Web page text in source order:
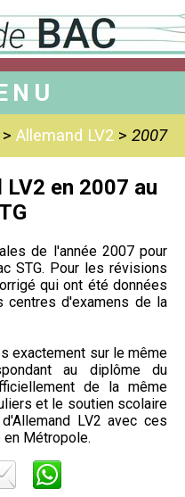
> Allemand LV2 > 2007
en 2007 au
de l'année 2007 pour
STG. Pour les révisions
qui ont été données
d'examens de la
exactement sur le même
au diplôme du
de la même
et le soutien scolaire
LV2 avec ces
Métropole.